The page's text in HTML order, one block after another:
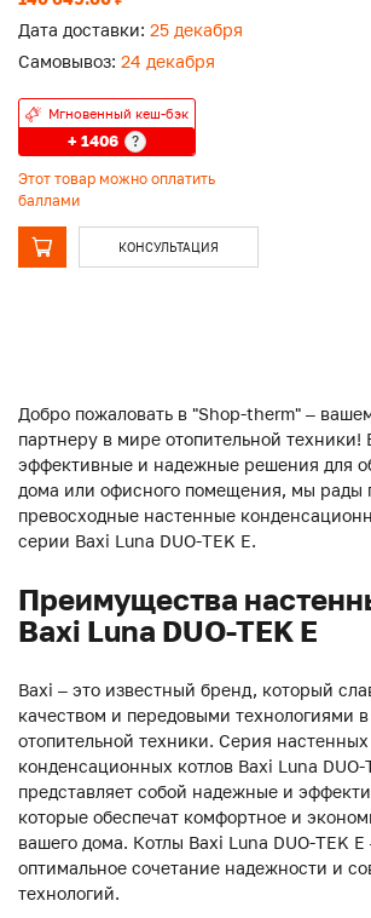
Дата доставки: 25 декабря
Самовывоз: 24 декабря
Мгновенный кеш-бэк
+ 1406 ?
Этот товар можно оплатить
баллами
КОНСУЛЬТАЦИЯ
Добро пожаловать в "Shop-therm" –
партнеру в мире отопительной
эффективные и надежные решения для
дома или офисного помещения, мы рады
превосходные настенные
серии Baxi Luna DUO-TEK E.
Преимущества
Baxi Luna DUO-TEK E
Baxi – это известный бренд, который
качеством и передовыми технологиями в
отопительной техники. Серия настенных
конденсационных котлов Baxi Luna DUO-
представляет собой надежные и
которые обеспечат комфортное и
вашего дома. Котлы Baxi Luna DUO-TEK E
оптимальное сочетание надежности и
технологий.